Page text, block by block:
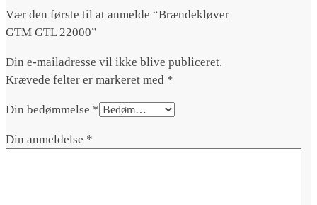
Vær den første til at anmelde “Brændekløver
GTM GTL 22000”
Din e-mailadresse vil ikke blive publiceret.
Krævede felter er markeret med *
Din bedømmelse *
Din anmeldelse *